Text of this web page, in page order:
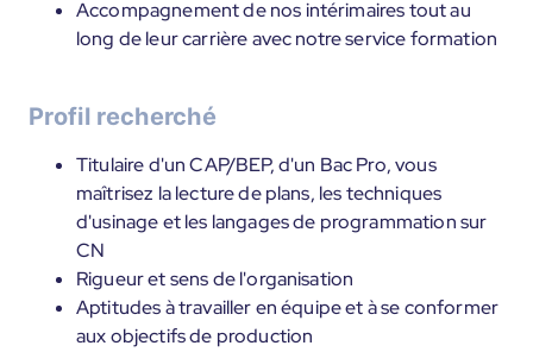
Accompagnement de nos intérimaires tout au
long de leur carrière avec notre service formation
Profil recherché
Titulaire d'un CAP/BEP, d'un Bac Pro, vous
maîtrisez la lecture de plans, les techniques
d'usinage et les langages de programmation sur
CN
Rigueur et sens de l'organisation
Aptitudes à travailler en équipe et à se conformer
aux objectifs de production